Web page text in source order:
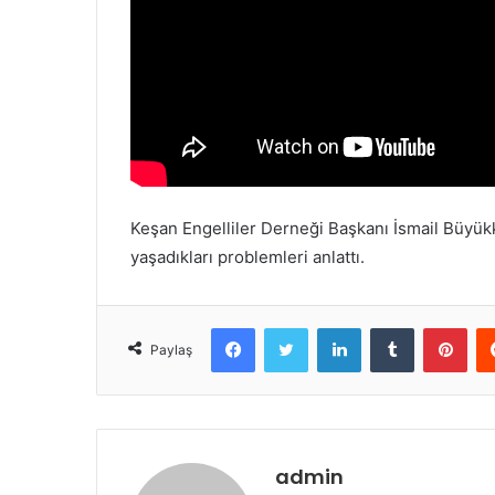
Keşan Engelliler Derneği Başkanı İsmail
yaşadıkları problemleri anlattı.
Paylaş
admin